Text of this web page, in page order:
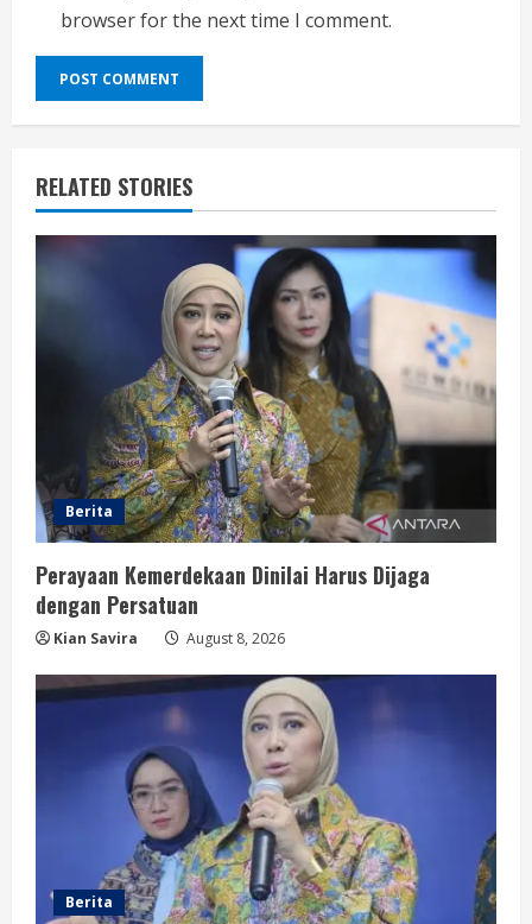
browser for the next time I comment.
RELATED STORIES
Berita
Perayaan Kemerdekaan Dinilai Harus Dijaga
dengan Persatuan
Kian Savira August 8, 2026
Berita